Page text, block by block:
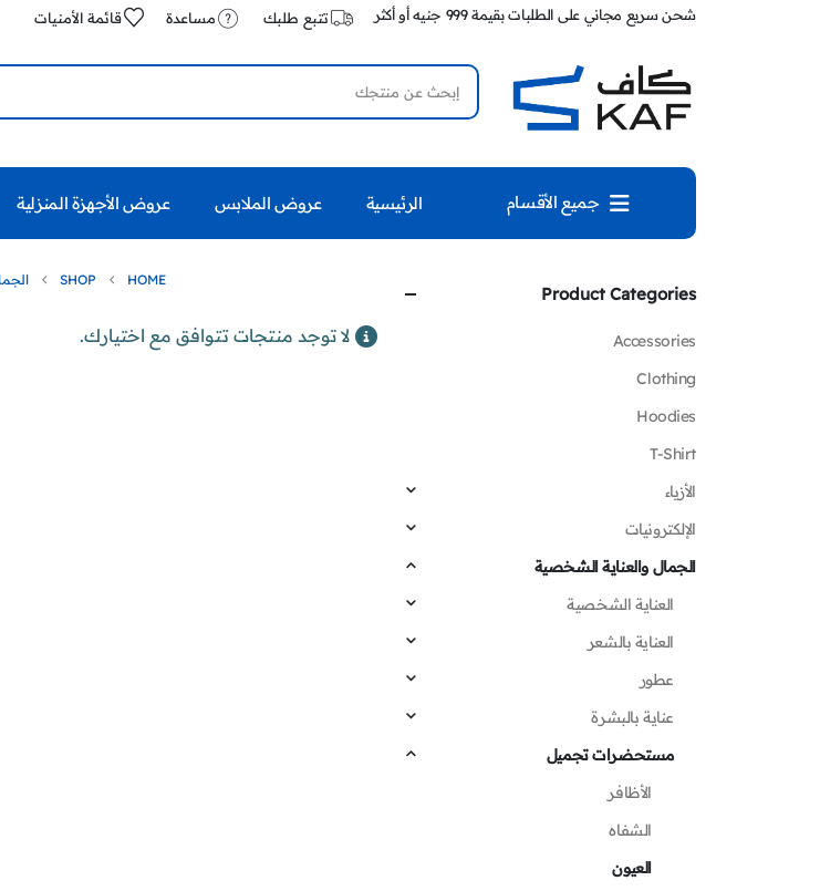
شحن سريع مجاني على الطلبات بقيمة 999 جنيه أو أكثر تتبع طلبك مساعدة قائمة الأمنيات
جميع الأقسام الرئيسية عروض الملابس عروض الأجهزة المنزلية
HOME
SHOP
لا توجد منتجات تتوافق مع اختيارك.
Product Categories
Accessories
Clothing
Hoodies
T-Shirt
الأزياء
الإلكترونيات
الجمال والعناية الشخصية
العناية الشخصية
العناية بالشعر
عطور
عناية بالبشرة
مستحضرات تجميل
الأظافر
الشفاه
العيون